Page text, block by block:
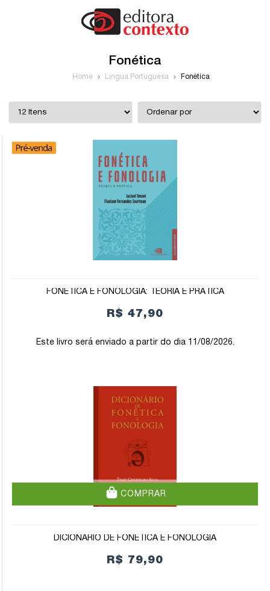
Fonética
Home Língua Portuguesa Fonética
FONÉTICA E FONOLOGIA: TEORIA E PRÁTICA
R$ 47,90
Este livro será enviado a partir do dia 11/08/2026.
COMPRAR
DICIONÁRIO DE FONÉTICA E FONOLOGIA
R$ 79,90